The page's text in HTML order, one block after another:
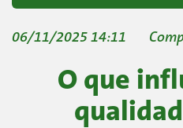
06/11/2025 14:11
O que